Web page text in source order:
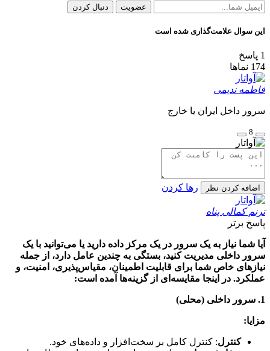
عضویت دنبال کردن
این سوال علامت‌گذاری شده است
1 پاسخ
174 نماها
فاطمه ندیمی
سرور داخل ایران یا خارج
8
اضافه کردن نظر رها کردن
ترنم کمالی پناه
پاسخ برتر
آیا شما نیاز به یک سرور در یک مرکز داده دارید یا می‌توانید با یک
سرور داخلی مدیریت کنید، بستگی به چندین عامل دارد، از جمله
نیازهای خاص شما برای قابلیت اطمینان، مقیاس‌پذیری، امنیت، و
عملکرد. در اینجا مقایسه‌ای از گزینه‌ها آمده است:
1. سرور داخلی (محلی)
مزایا:
کنترل: کنترل کامل بر سخت‌افزار و داده‌های خود.